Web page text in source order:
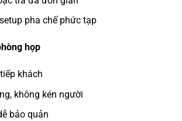
pha chế phức tạp
họp
khách
không kén người
bảo quản